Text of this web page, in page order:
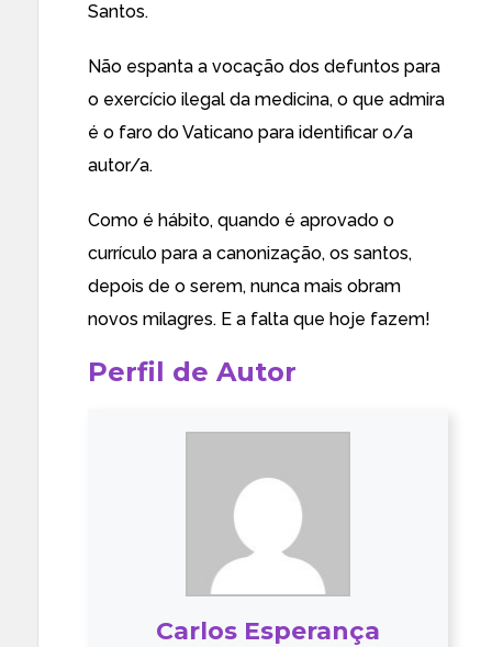
Santos.
Não espanta a vocação dos defuntos para
o exercício ilegal da medicina, o que admira
é o faro do Vaticano para identificar o/a
autor/a.
Como é hábito, quando é aprovado o
currículo para a canonização, os santos,
depois de o serem, nunca mais obram
novos milagres. E a falta que hoje fazem!
Perfil de Autor
Carlos Esperança